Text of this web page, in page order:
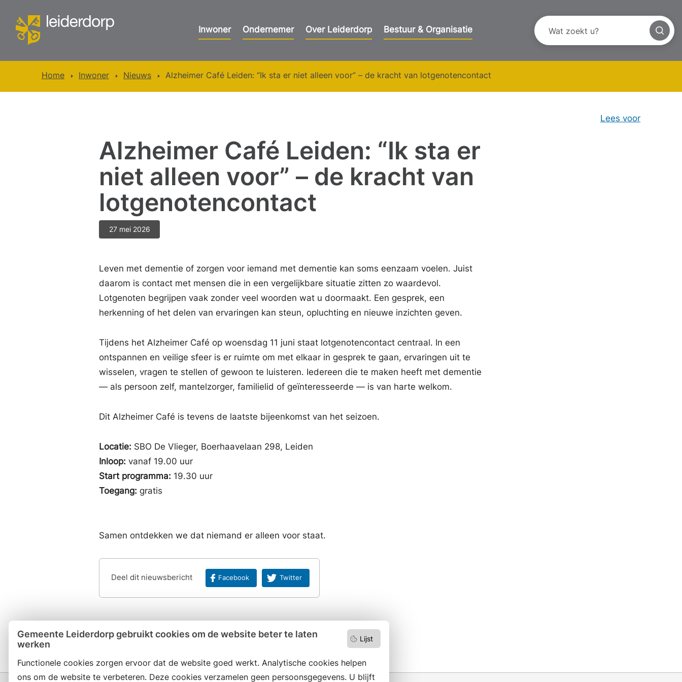
Lijst
Gemeente Leiderdorp gebruikt cookies om de website beter te laten
werken
Functionele cookies zorgen ervoor dat de website goed werkt. Analytische cookies helpen
ons om de website te verbeteren. Deze cookies verzamelen geen persoonsgegevens. U blijft
Inwoner Ondernemer Over Leiderdorp Bestuur & Organisatie
Home Inwoner Nieuws Alzheimer Café Leiden: “Ik sta er niet alleen voor” – de kracht van lotgenotencontact
Lees voor
Alzheimer Café Leiden: “Ik sta er
niet alleen voor” – de kracht van
lotgenotencontact
27 mei 2026
Leven met dementie of zorgen voor iemand met dementie kan soms eenzaam voelen. Juist
daarom is contact met mensen die in een vergelijkbare situatie zitten zo waardevol.
Lotgenoten begrijpen vaak zonder veel woorden wat u doormaakt. Een gesprek, een
herkenning of het delen van ervaringen kan steun, opluchting en nieuwe inzichten geven.
Tijdens het Alzheimer Café op woensdag 11 juni staat lotgenotencontact centraal. In een
ontspannen en veilige sfeer is er ruimte om met elkaar in gesprek te gaan, ervaringen uit te
wisselen, vragen te stellen of gewoon te luisteren. Iedereen die te maken heeft met dementie
— als persoon zelf, mantelzorger, familielid of geïnteresseerde — is van harte welkom.
Dit Alzheimer Café is tevens de laatste bijeenkomst van het seizoen.
Locatie: SBO De Vlieger, Boerhaavelaan 298, Leiden
Inloop: vanaf 19.00 uur
Start programma: 19.30 uur
Toegang: gratis
Samen ontdekken we dat niemand er alleen voor staat.
Deel dit nieuwsbericht Facebook Twitter